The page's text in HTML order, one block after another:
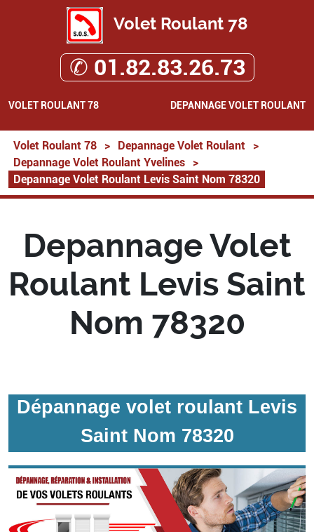
Volet Roulant 78
✆ 01.82.83.26.73
VOLET ROULANT 78 DEPANNAGE VOLET ROULANT
Volet Roulant 78 > Depannage Volet Roulant
>
Depannage Volet Roulant Yvelines
>
Depannage Volet Roulant Levis Saint Nom 78320
Depannage Volet
Roulant Levis Saint
Nom 78320
Dépannage volet roulant Levis
Saint Nom 78320